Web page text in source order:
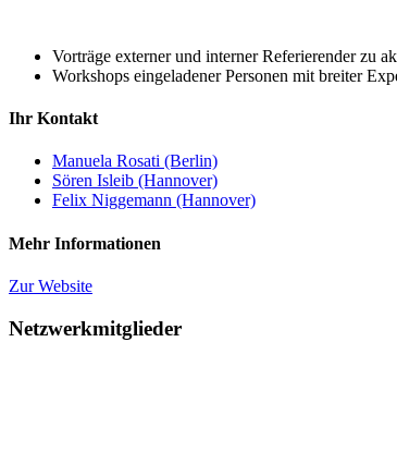
Vorträge externer und interner Referierender zu
Workshops eingeladener Personen mit breiter
Ihr Kontakt
Manuela Rosati (Berlin)
Sören Isleib (Hannover)
Felix Niggemann (Hannover)
Mehr Informationen
Zur Website
Netzwerkmitglieder